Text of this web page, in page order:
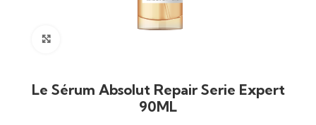
Le Sérum Absolut Repair Serie Expert
90ML